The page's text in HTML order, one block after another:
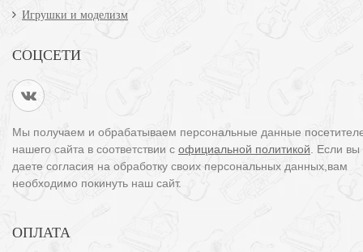
Игрушки и моделизм
СОЦСЕТИ
Мы получаем и обрабатываем персональные данные
нашего сайта в соответствии с официальной политикой . Если
даете согласия на обработку своих персональных данных,вам
необходимо покинуть наш сайт.
ОПЛАТА